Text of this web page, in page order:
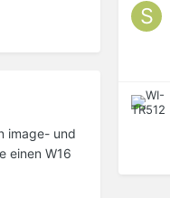
image- und
einen W16